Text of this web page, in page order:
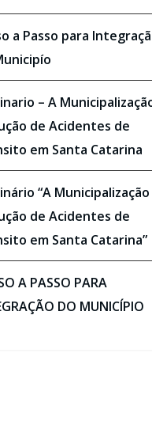
a Passo para
– A
de Acidentes de
em Santa Catarina
“A Municipalização
de Acidentes de
em Santa Catarina”
A PASSO PARA
DO MUNICÍPIO